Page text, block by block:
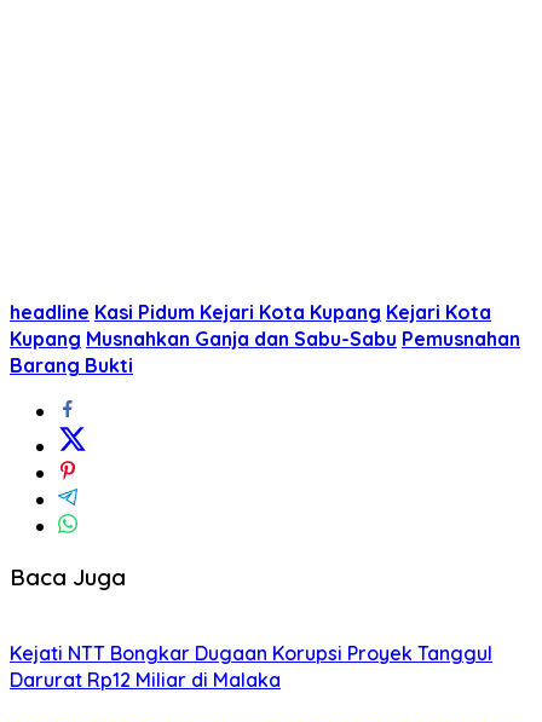
headline Kasi Pidum Kejari Kota Kupang Kejari Kota
Kupang Musnahkan Ganja dan Sabu-Sabu Pemusnahan
Barang Bukti
Baca Juga
Kejati NTT Bongkar Dugaan Korupsi Proyek Tanggul
Darurat Rp12 Miliar di Malaka